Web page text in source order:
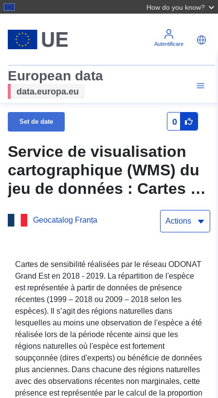
How do you know?
Autentificare
European data
data.europa.eu
Set de date 0
Service de visualisation
cartographique (WMS) du
jeu de données : Cartes de
Régions naturelles -
(Laineuse du Prunelier)
Geocatalog Franța Actions
Cartes de sensibilité réalisées par le réseau ODONAT
Grand Est en 2018 - 2019. La répartition de l'espèce
est représentée à partir de données de présence
récentes (1999 – 2018 ou 2009 – 2018 selon les
espèces). Il s’agit des régions naturelles dans
lesquelles au moins une observation de l'espèce a été
réalisée lors de la période récente ainsi que les
régions naturelles où l'espèce est fortement
soupçonnée (dires d'experts) ou bénéficie de données
plus anciennes. Dans chacune des régions naturelles
avec des observations récentes non marginales, cette
présence est représentée par le calcul de la proportion